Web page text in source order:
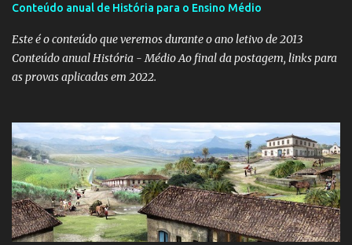
Conteúdo anual de História para o Ensino Médio
Este é o conteúdo que veremos durante o ano letivo de 2013
Conteúdo anual História - Médio Ao final da postagem, links para
as provas aplicadas em 2022.